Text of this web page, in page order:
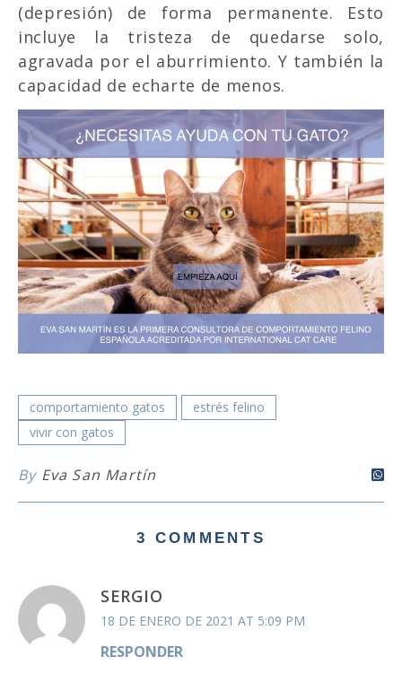
(depresión) de forma permanente. Esto
incluye la tristeza de quedarse solo,
agravada por el aburrimiento. Y también la
capacidad de echarte de menos.
comportamiento gatos
estrés felino
vivir con gatos
By Eva San Martín
3 COMMENTS
SERGIO
18 DE ENERO DE 2021 AT 5:09 PM
RESPONDER